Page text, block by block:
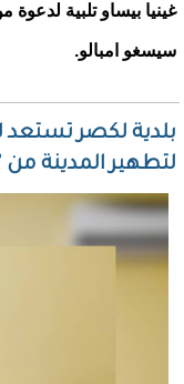
غينيا بيساو تلبية
سيسغو امبالو.
بلدية لكصر تستعد
لتطهير المدينة